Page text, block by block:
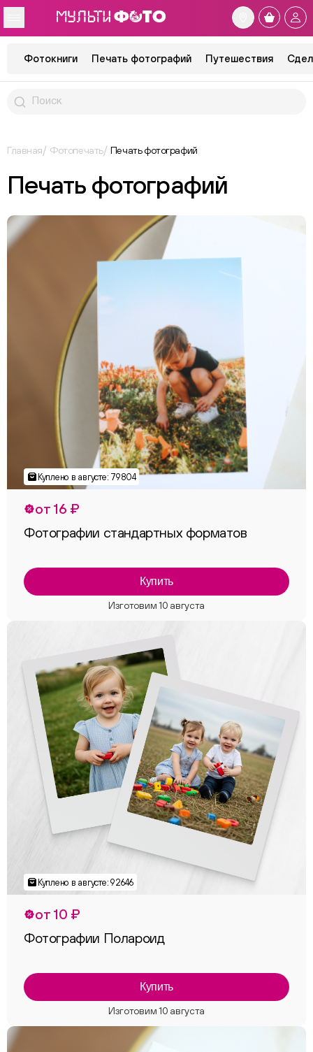
Фотокниги Печать фотографий Путешествия
Главная Фотопечать Печать фотографий
Печать фотографий
от 16 ₽
Фотографии стандартных форматов
Купить
от 10 ₽
Фотографии Полароид
Купить